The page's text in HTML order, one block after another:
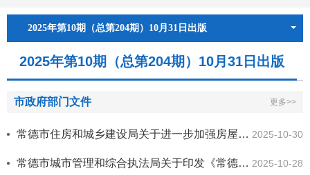
2025年第10期（总第204期）10月31日出版
2025年第10期（总第204期）10月31日出版
更多>>
市政府部门文件
2025-10-30
常德市住房和城乡建设局关于进一步加强房屋市政工程防水施工质量监管工作的通知
2025-10-28
常德市城市管理和综合执法局关于印发《常德市城市管理领域依法免予处罚清单（第三批）》的通知